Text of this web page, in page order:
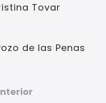
Tovar
de las Penas